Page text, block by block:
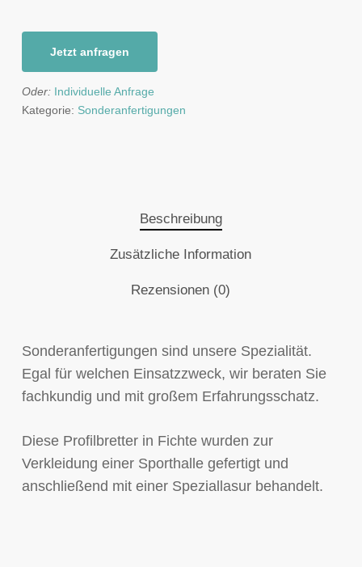
Jetzt anfragen
Oder: Individuelle Anfrage
Kategorie: Sonderanfertigungen
Beschreibung
Zusätzliche Information
Rezensionen (0)
Sonderanfertigungen sind unsere Spezialität.
Egal für welchen Einsatzzweck, wir beraten Sie
fachkundig und mit großem Erfahrungsschatz.
Diese Profilbretter in Fichte wurden zur
Verkleidung einer Sporthalle gefertigt und
anschließend mit einer Speziallasur behandelt.